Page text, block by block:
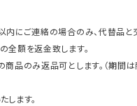
にご連絡の場合のみ、代替品と
全額を返金致します。
品のみ返品可とします。（期間
ます。